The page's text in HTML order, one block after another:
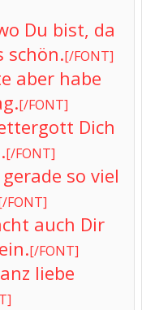
Du bist, da
schön.[/FONT]
aber habe
[/FONT]
Dich
[/FONT]
so viel
FONT]
auch Dir
[/FONT]
liebe